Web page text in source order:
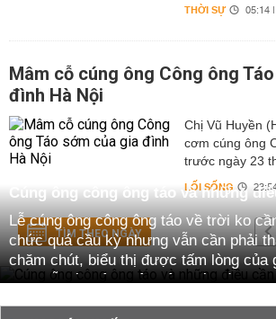
THỜI SỰ 05:14
Mâm cỗ cúng ông Công ông
đình Hà Nội
Chị Vũ Huyền
cơm cúng ông
trước ngày 23
LỐI SỐNG
TÌM THEO NGÀY
Cúng ông công ông táo và những
Lễ cúng ông công ông táo về trời ko
chức quá cầu kỳ nhưng vẫn cần phải
chăm chút, biểu thị được tấm lòng của
trong lễ cúng ông công ông táo cần